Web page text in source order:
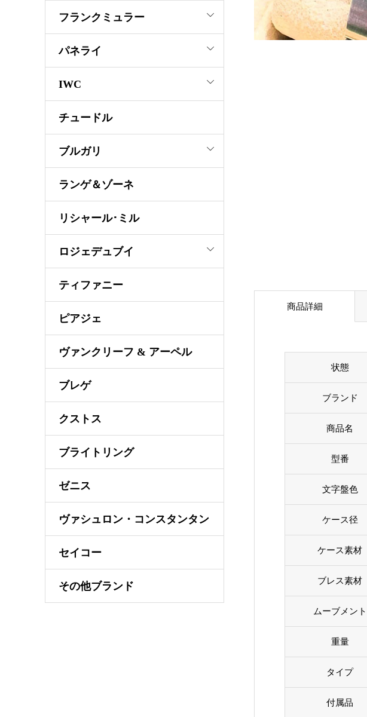
商品詳細
状態
ブランド
商品名
型番
文字盤色
ケース径
ケース素材
ブレス素材
ムーブメント
重量
タイプ
付属品
フランクミュラー
パネライ
IWC
チュードル
ブルガリ
ランゲ＆ゾーネ
リシャール･ミル
ロジェデュブイ
ティファニー
ピアジェ
ヴァンクリーフ & アーペル
ブレゲ
クストス
ブライトリング
ゼニス
ヴァシュロン・コンスタンタン
セイコー
その他ブランド